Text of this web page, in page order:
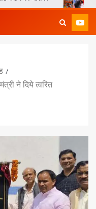
ने दिये त्वरित